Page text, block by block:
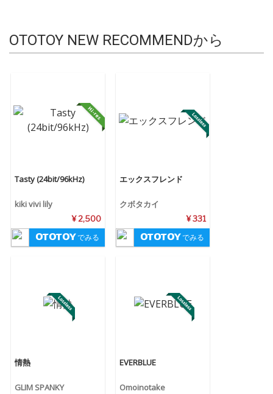
OTOTOY NEW RECOMMENDから
Tasty (24bit/96kHz)
kiki vivi lily
¥ 2,500
でみる
エックスフレンド
クボタカイ
¥ 331
でみる
情熱
GLIM SPANKY
EVERBLUE
Omoinotake